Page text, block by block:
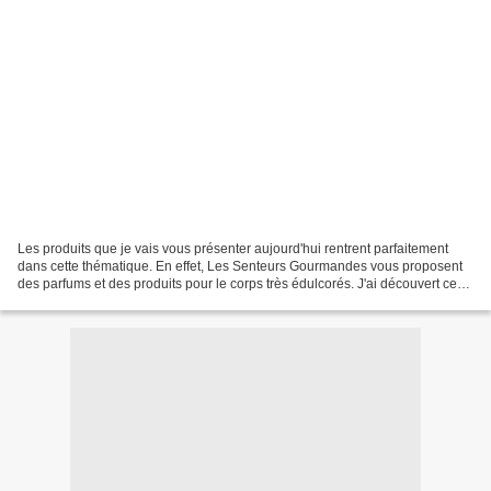
Les produits que je vais vous présenter aujourd'hui rentrent parfaitement
dans cette thématique. En effet, Les Senteurs Gourmandes vous proposent
des parfums et des produits pour le corps très édulcorés. J'ai découvert ces